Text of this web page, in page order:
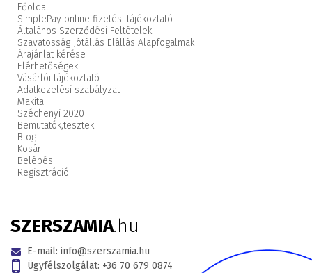
Főoldal
SimplePay online fizetési tájékoztató
Általános Szerződési Feltételek
Szavatosság Jótállás Elállás Alapfogalmak
Árajánlat kérése
Elérhetőségek
Vásárlói tájékoztató
Adatkezelési szabályzat
Makita
Széchenyi 2020
Bemutatók,tesztek!
Blog
Kosár
Belépés
Regisztráció
SZERSZAMIA.hu
E-mail: info@szerszamia.hu
Ügyfélszolgálat: +36 70 679 0874